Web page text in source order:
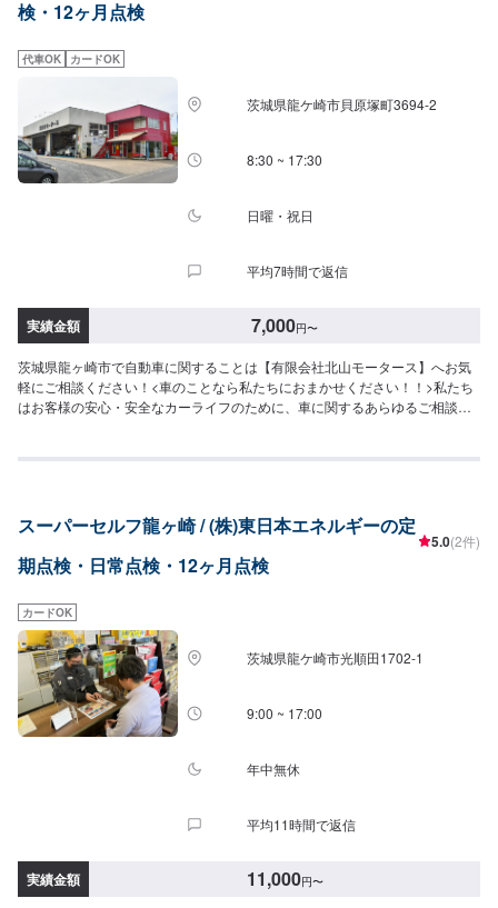
検・12ヶ月点検
代車OK カードOK
茨城県龍ケ崎市貝原塚町3694-2
8:30 ~ 17:30
日曜・祝日
平均7時間で返信
実績金額 7,000円〜
茨城県龍ヶ崎市で自動車に関することは【有限会社北山モータース】へお気
軽にご相談ください！<車のことなら私たちにおまかせください！！>私たち
はお客様の安心・安全なカーライフのために、車に関するあらゆるご相談に
ンス、修理、保険相談まであらゆるご要望にお応えします。これからも信頼
ご納得いただければ作業開始【4】仕上がり次第納車-----納期について-----納
期は通常1日程度で納車となります。(要相談)納期は前後する場合がございま
す。予めご了承ください。-----ご来店時の注意、受付方法-----入庫の際はお気
駐車してください。受付はスタッフへ「メンテモで予約しました」とお伝え
ください。ご案内いたします。【定休日・営業時間】定休日：日曜日、祝
日、第二土曜日営業時間：8:30~17:30
スーパーセルフ龍ヶ崎 / (株)東日本エネルギーの定
期点検・日常点検・12ヶ月点検
5.0(2件)
カードOK
茨城県龍ケ崎市光順田1702-1
9:00 ~ 17:00
年中無休
平均11時間で返信
実績金額 11,000円〜